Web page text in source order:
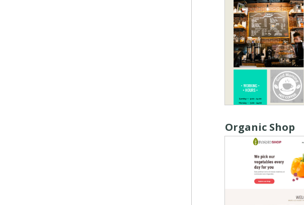
Organic Shop